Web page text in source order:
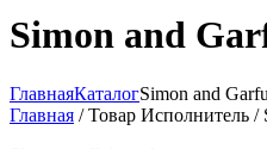
Simon and
ГлавнаяКаталогSimon and
Главная / Товар Исполнитель /